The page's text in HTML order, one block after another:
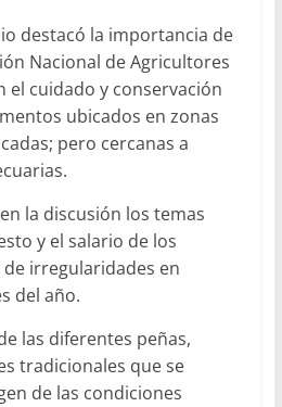
destacó la importancia de
Nacional de Agricultores
el cuidado y conservación
ubicados en zonas
pero cercanas a
la discusión los temas
y el salario de los
irregularidades en
del año.
las diferentes peñas,
tradicionales que se
de las condiciones